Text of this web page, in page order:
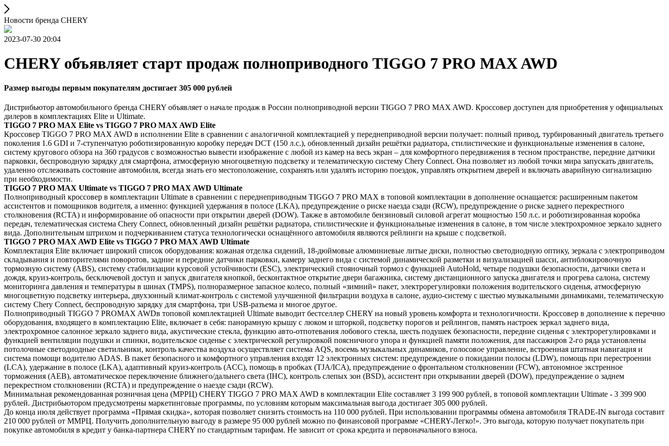
Новости бренда CHERY
2023-07-30 20:04
CHERY объявляет старт продаж полноприводного TIGGO 7 PRO MAX AWD
Размер выгоды первым покупателям достигает 305 000 рублей
Дистрибьютор автомобильного бренда CHERY объявляет о начале продаж в России полноприводной версии TIGGO 7 PRO MAX AWD. Кроссовер доступен для приобретения у официальных
дилеров в комплектациях Elite и Ultimate.
TIGGO 7 PRO MAX Elite vs TIGGO 7 PRO MAX AWD Elite
Кроссовер TIGGO 7 PRO MAX AWD в исполнении Elite в сравнении с аналогичной комплектацией у переднеприводной версии получает: полный привод, турбированный двигатель третьего
поколения 1.6 GDI и 7-ступенчатую роботизированную коробку передач DCT (150 л.с.), обновленный дизайн решётки радиатора, стилистические и функциональные изменения в салоне,
систему кругового обзора на 360 градусов с возможностью вывести изображение с любой из камер на весь экран – для комфортного передвижения в тесном пространстве, передние датчики
парковки, беспроводную зарядку для смартфона, атмосферную многоцветную подсветку и телематическую систему Chery Connect. Она позволяет из любой точки мира запускать двигатель,
удаленно отслеживать состояние автомобиля, всегда знать его местоположение, сохранять или удалять историю поездок, управлять открытием дверей и включать аварийную сигнализацию
при необходимости.
TIGGO 7 PRO MAX Ultimate vs TIGGO 7 PRO MAX AWD Ultimate
Полноприводный кроссовер в комплектации Ultimate в сравнении с переднеприводным TIGGO 7 PRO MAX в топовой комплектации в дополнение оснащается: расширенным пакетом
ассистентов и помощников водителя, а именно: функцией удержания в полосе (LKA), предупреждение о риске наезда сзади (RCW), предупреждение о риске заднего перекрестного
столкновения (RCTA) и информирование об опасности при открытии дверей (DOW). Также в автомобиле бензиновый силовой агрегат мощностью 150 л.c. и роботизированная коробка
передач, телематическая система Chery Connect, обновленный дизайн решётки радиатора, стилистические и функциональные изменения в салоне, в том числе электрохромное зеркало заднего
вида. Дополнительным штрихом и подчеркиванием статуса технологически оснащённого автомобиля являются рейлинги на крыше с подсветкой.
TIGGO 7 PRO MAX AWD Elite vs TIGGO 7 PRO MAX AWD Ultimate
Комплектация Elite включает широкий список оборудования: кожаная отделка сидений, 18-дюймовые алюминиевые литые диски, полностью светодиодную оптику, зеркала с электроприводом
складывания и повторителями поворотов, задние и передние датчики парковки, камеру заднего вида c системой динамической разметки и визуализацией шасси, антиблокировочную
тормозную систему (ABS), систему стабилизации курсовой устойчивости (ESС), электрический стояночный тормоз с функцией AutoHold, четыре подушки безопасности, датчики света и
дождя, круиз-контроль, бесключевой доступ и запуск двигателя кнопкой, бесконтактное открытие двери багажника, систему дистанционного запуска двигателя и прогрева салона, систему
мониторинга давления и температуры в шинах (TMPS), полноразмерное запасное колесо, полный «зимний» пакет, электрорегулировки положения водительского сиденья, атмосферную
многоцветную подсветку интерьера, двухзонный климат-контроль с системой улучшенной фильтрации воздуха в салоне, aудио-систему c шестью музыкальными динамиками, телематическую
систему Chery Connect, беспроводную зарядку для смартфона, три USB-разъема и многое другое.
Полноприводный TIGGO 7 PROMAX AWDв топовой комплектацией Ultimate выводит бестселлер CHERY на новый уровень комфорта и технологичности. Кроссовер в дополнение к перечню
оборудования, входящего в комплектацию Elite, включает в себя: панорамную крышу с люком и шторкой, подсветку порогов и рейлингов, память настроек зеркал заднего вида,
электрохромное салонное зеркало заднего вида, акустические стекла, функцию авто-отпотевания лобового стекла, шесть подушек безопасности, передние сиденья с электрорегулировками и
функцией вентиляции подушки и спинки, водительское сиденье с электрической регулировкой поясничного упора и функцией памяти положения, для пассажиров 2-го ряда установлены
потолочные светодиодные светильники, контроль качества воздуха осуществляет система AQS, восемь музыкальных динамиков, голосовое управление, встроенная штатная навигация и
система помощи водителю ADAS. В пакет безопасного и комфортного управления входят 12 электронных систем: предупреждение о покидании полосы (LDW), помощь при перестроении
(LCA), удержание в полосе (LKA), адаптивный круиз-контроль (ACC), помощь в пробках (TJA/ICA), предупреждение о фронтальном столкновении (FCW), автономное экстренное
торможения (AEB), автоматическое переключение ближнего/дальнего света (IHC), контроль слепых зон (BSD), ассистент при открывании дверей (DOW), предупреждение о заднем
перекрестном столкновении (RCTA) и предупреждение о наезде сзади (RCW).
Минимальная рекомендованная розничная цена (МРРЦ) CHERY TIGGO 7 PRO MAX AWD в комплектации Elite составляет 3 199 900 рублей, в топовой комплектации Ultimate - 3 399 900
рублей. Дистрибьютором предусмотрены маркетинговые программы, по условиям которым максимальная выгода достигает 305 000 рублей.
До конца июля действует программа «Прямая скидка», которая позволяет снизить стоимость на 110 000 рублей. При использовании программы обмена автомобиля TRADE-IN выгода составит
210 000 рублей от ММРЦ. Получить дополнительную выгоду в размере 95 000 рублей можно по финансовой программе «CHERY-Легко!». Это выгода, которую получает покупатель при
покупке автомобиля в кредит у банка-партнера CHERY по стандартным тарифам. Не зависит от срока кредита и первоначального взноса.